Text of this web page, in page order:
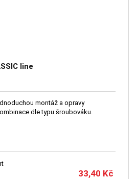
line
montáž a opravy
dle typu šroubováku.
33,40 Kč